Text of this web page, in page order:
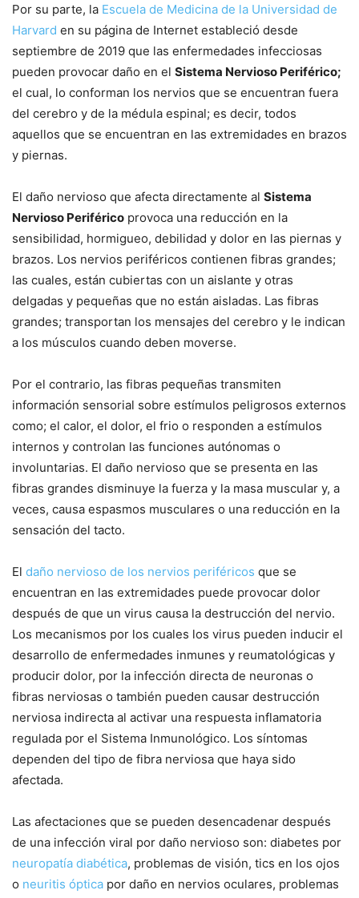
Por su parte, la Escuela de Medicina de la Universidad de
Harvard en su página de Internet estableció desde
septiembre de 2019 que las enfermedades infecciosas
pueden provocar daño en el Sistema Nervioso Periférico;
el cual, lo conforman los nervios que se encuentran fuera
del cerebro y de la médula espinal; es decir, todos
aquellos que se encuentran en las extremidades en brazos
y piernas.
El daño nervioso que afecta directamente al Sistema
Nervioso Periférico provoca una reducción en la
sensibilidad, hormigueo, debilidad y dolor en las piernas y
brazos. Los nervios periféricos contienen fibras grandes;
las cuales, están cubiertas con un aislante y otras
delgadas y pequeñas que no están aisladas. Las fibras
grandes; transportan los mensajes del cerebro y le indican
a los músculos cuando deben moverse.
Por el contrario, las fibras pequeñas transmiten
información sensorial sobre estímulos peligrosos externos
como; el calor, el dolor, el frio o responden a estímulos
internos y controlan las funciones autónomas o
involuntarias. El daño nervioso que se presenta en las
fibras grandes disminuye la fuerza y la masa muscular y, a
veces, causa espasmos musculares o una reducción en la
sensación del tacto.
El daño nervioso de los nervios periféricos que se
encuentran en las extremidades puede provocar dolor
después de que un virus causa la destrucción del nervio.
Los mecanismos por los cuales los virus pueden inducir el
desarrollo de enfermedades inmunes y reumatológicas y
producir dolor, por la infección directa de neuronas o
fibras nerviosas o también pueden causar destrucción
nerviosa indirecta al activar una respuesta inflamatoria
regulada por el Sistema Inmunológico. Los síntomas
dependen del tipo de fibra nerviosa que haya sido
afectada.
Las afectaciones que se pueden desencadenar después
de una infección viral por daño nervioso son: diabetes por
neuropatía diabética, problemas de visión, tics en los ojos
o neuritis óptica por daño en nervios oculares, problemas